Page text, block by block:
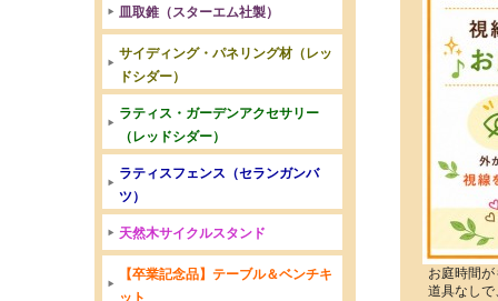
お庭時間
道具なし
皿取錐（スターエム社製）
サイディング・パネリング材（レッ
ドシダー）
ラティス・ガーデンアクセサリー
（レッドシダー）
ラティスフェンス（セランガンバ
ツ）
天然木サイクルスタンド
【卒業記念品】テーブル＆ベンチキ
ット